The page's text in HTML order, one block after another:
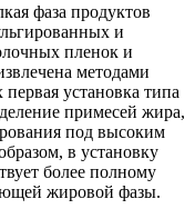
фаза продуктов
и
пленок и
методами
установка типа
примесей жира,
под высоким
в установку
более полному
жировой фазы.